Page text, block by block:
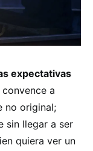
expectativas
a
no original;
sin llegar a ser
quiera ver un